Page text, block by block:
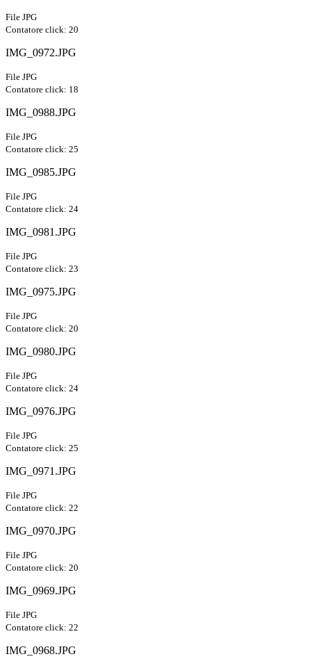
File JPG
Contatore click: 20
IMG_0972.JPG
File JPG
Contatore click: 18
IMG_0988.JPG
File JPG
Contatore click: 25
IMG_0985.JPG
File JPG
Contatore click: 24
IMG_0981.JPG
File JPG
Contatore click: 23
IMG_0975.JPG
File JPG
Contatore click: 20
IMG_0980.JPG
File JPG
Contatore click: 24
IMG_0976.JPG
File JPG
Contatore click: 25
IMG_0971.JPG
File JPG
Contatore click: 22
IMG_0970.JPG
File JPG
Contatore click: 20
IMG_0969.JPG
File JPG
Contatore click: 22
IMG_0968.JPG